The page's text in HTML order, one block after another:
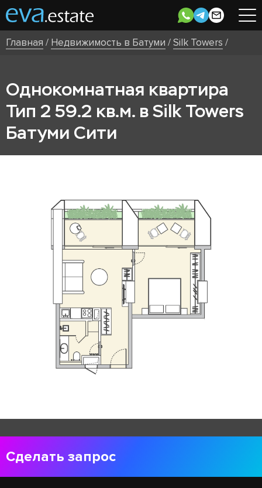
Главная / Недвижимость в Батуми /Silk Towers /
Однокомнатная квартира
Тип 2 59.2 кв.м. в Silk Towers
Батуми Сити
Сделать запрос